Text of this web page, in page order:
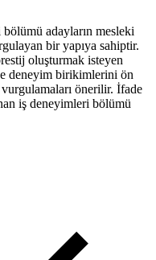
adayların mesleki
bir yapıya sahiptir.
oluşturmak isteyen
deneyim birikimlerini ön
önerilir. İfade
iş deneyimleri bölümü